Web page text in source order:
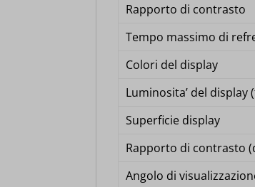
Rapporto di contrasto
Tempo massimo di
Colori del display
Luminosita’ del display
Superficie display
Rapporto di contrasto
Angolo di